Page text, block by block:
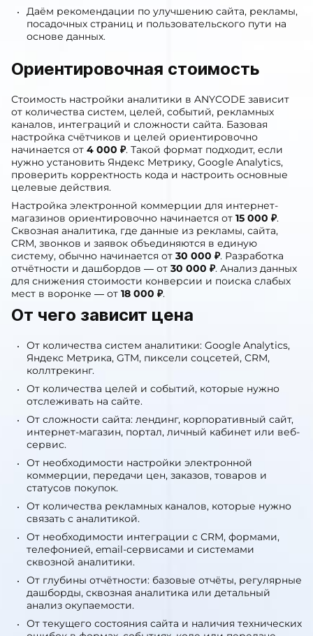
Даём рекомендации по улучшению сайта, рекламы,
посадочных страниц и пользовательского пути на
основе данных.
Ориентировочная стоимость
Стоимость настройки аналитики в ANYCODE зависит
от количества систем, целей, событий, рекламных
каналов, интеграций и сложности сайта. Базовая
настройка счётчиков и целей ориентировочно
начинается от 4 000 ₽. Такой формат подходит, если
нужно установить Яндекс Метрику, Google Analytics,
проверить корректность кода и настроить основные
целевые действия.
Настройка электронной коммерции для интернет-
магазинов ориентировочно начинается от 15 000 ₽.
Сквозная аналитика, где данные из рекламы, сайта,
CRM, звонков и заявок объединяются в единую
систему, обычно начинается от 30 000 ₽. Разработка
отчётности и дашбордов — от 30 000 ₽. Анализ данных
для снижения стоимости конверсии и поиска слабых
мест в воронке — от 18 000 ₽.
От чего зависит цена
От количества систем аналитики: Google Analytics,
Яндекс Метрика, GTM, пиксели соцсетей, CRM,
коллтрекинг.
От количества целей и событий, которые нужно
отслеживать на сайте.
От сложности сайта: лендинг, корпоративный сайт,
интернет-магазин, портал, личный кабинет или веб-
сервис.
От необходимости настройки электронной
коммерции, передачи цен, заказов, товаров и
статусов покупок.
От количества рекламных каналов, которые нужно
связать с аналитикой.
От необходимости интеграции с CRM, формами,
телефонией, email-сервисами и системами
сквозной аналитики.
От глубины отчётности: базовые отчёты, регулярные
дашборды, сквозная аналитика или детальный
анализ окупаемости.
От текущего состояния сайта и наличия технических